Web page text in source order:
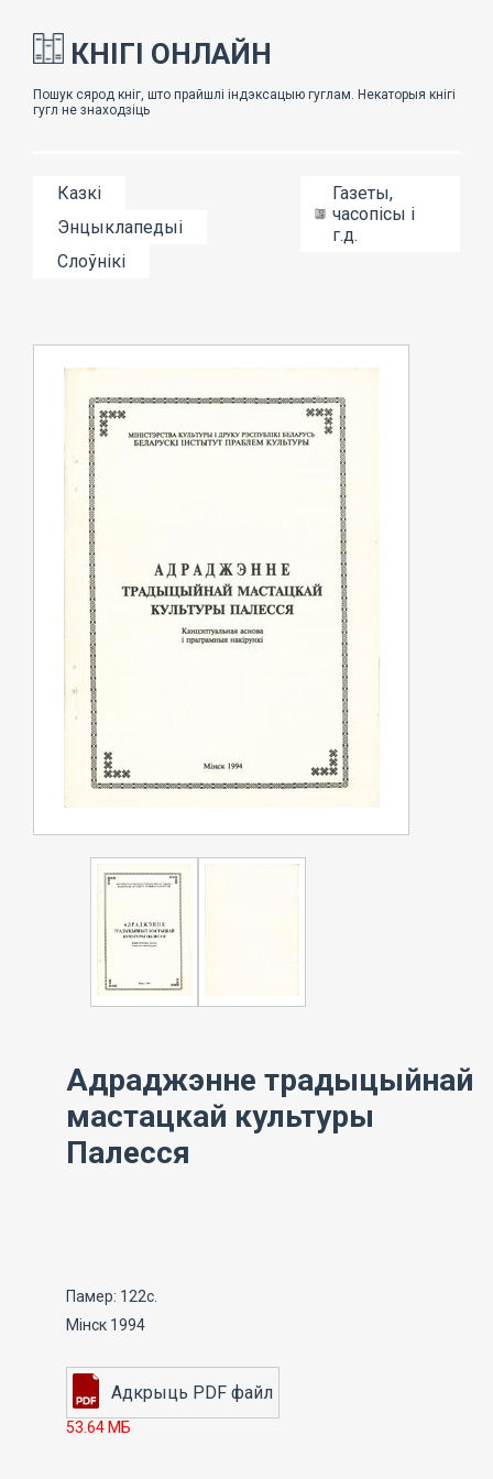
КНІГІ ОНЛАЙН
Казкі
Энцыклапедыі
Слоўнікі
Газеты,
часопісы і
г.д.
Адраджэнне традыцыйнай
мастацкай культуры
Палесся
Памер: 122с.
Мінск 1994
53.64 МБ